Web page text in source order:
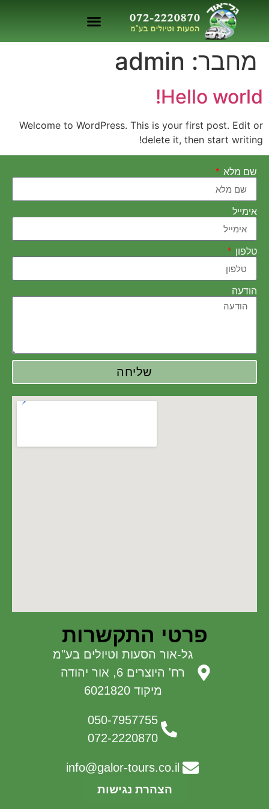
מחבר: admin
Hello world!
Welcome to WordPress. This is your first post. Edit or
delete it, then start writing!
שם מלא
אימייל
טלפון
הודעה
שליחה
פרטי התקשרות
גל-אור הסעות וטיולים בע"מ
רח' היוצרים 6, אור יהודה
מיקוד 6021820
050-7957755
072-2220870
info@galor-tours.co.il
הצהרת נגישות